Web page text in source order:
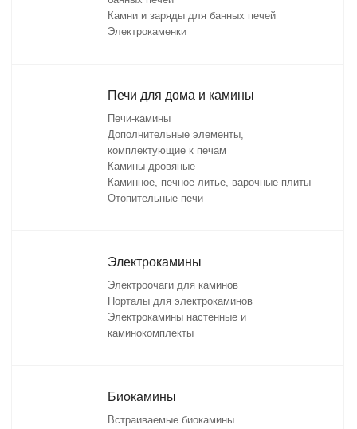
Камни и заряды для банных печей
Электрокаменки
Печи для дома и камины
Печи-камины
Дополнительные элементы,
комплектующие к печам
Камины дровяные
Каминное, печное литье, варочные плиты
Отопительные печи
Электрокамины
Электроочаги для каминов
Порталы для электрокаминов
Электрокамины настенные и
каминокомплекты
Биокамины
Встраиваемые биокамины